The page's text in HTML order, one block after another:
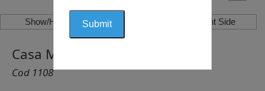
Show/Hide Left Side Show/Hide Right Side
Casa Manicatide, Constanța
Cod 1108